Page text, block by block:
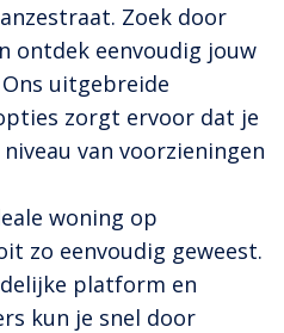
Zoek door
ontdek eenvoudig jouw
uitgebreide
zorgt ervoor dat je
van voorzieningen
woning op
zo eenvoudig geweest.
platform en
kun je snel door